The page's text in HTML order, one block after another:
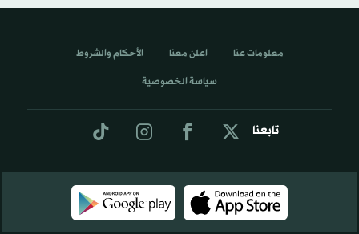
تابعنا
معلومات عنا اعلن معنا الأحكام والشروط
سياسة الخصوصية